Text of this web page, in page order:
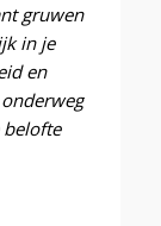
gruwen
in je
en
belofte